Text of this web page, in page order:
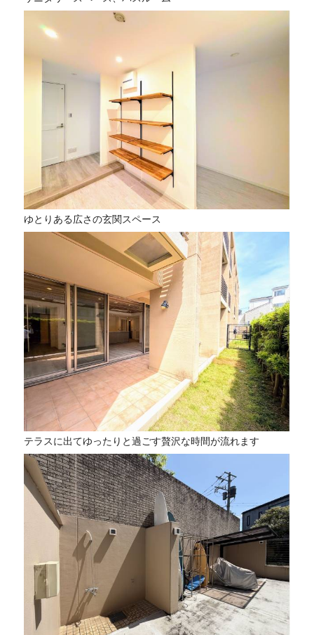
ゆとりある広さの玄関スペース
テラスに出てゆったりと過ごす贅沢な時間が流れます